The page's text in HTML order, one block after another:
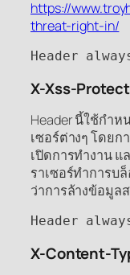
https://
threat-right-in/
Header
X-Xss-
Header นี้ใช้กำห
เซอร์ต่างๆ โดยก
เปิดการทำงาน แ
ราเซอร์ทำการบ
ว่าการล้างข้อมูล
Header
X-Content-